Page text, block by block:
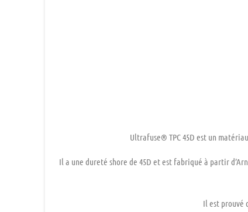
Ultrafuse® TPC 45D est un
Il a une dureté shore de 45D et est fabriqué à partir
Il est prouvé